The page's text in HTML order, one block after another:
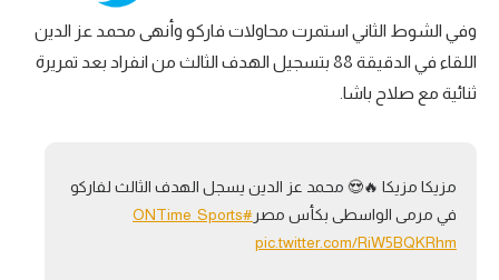
وفي الشوط الثاني استمرت محاولات فاركو وأنهى محمد عز الدين
اللقاء في الدقيقة 88 بتسجيل الهدف الثالث من انفراد بعد تمريرة
ثنائية مع صلاح باشا.
مزيكا مزيكا 🔥😍 محمد عز الدين يسجل الهدف الثالث لفاركو
في مرمى الواسطى بكأس مصر#ONTime_Sports
pic.twitter.com/RiW5BQKRhm